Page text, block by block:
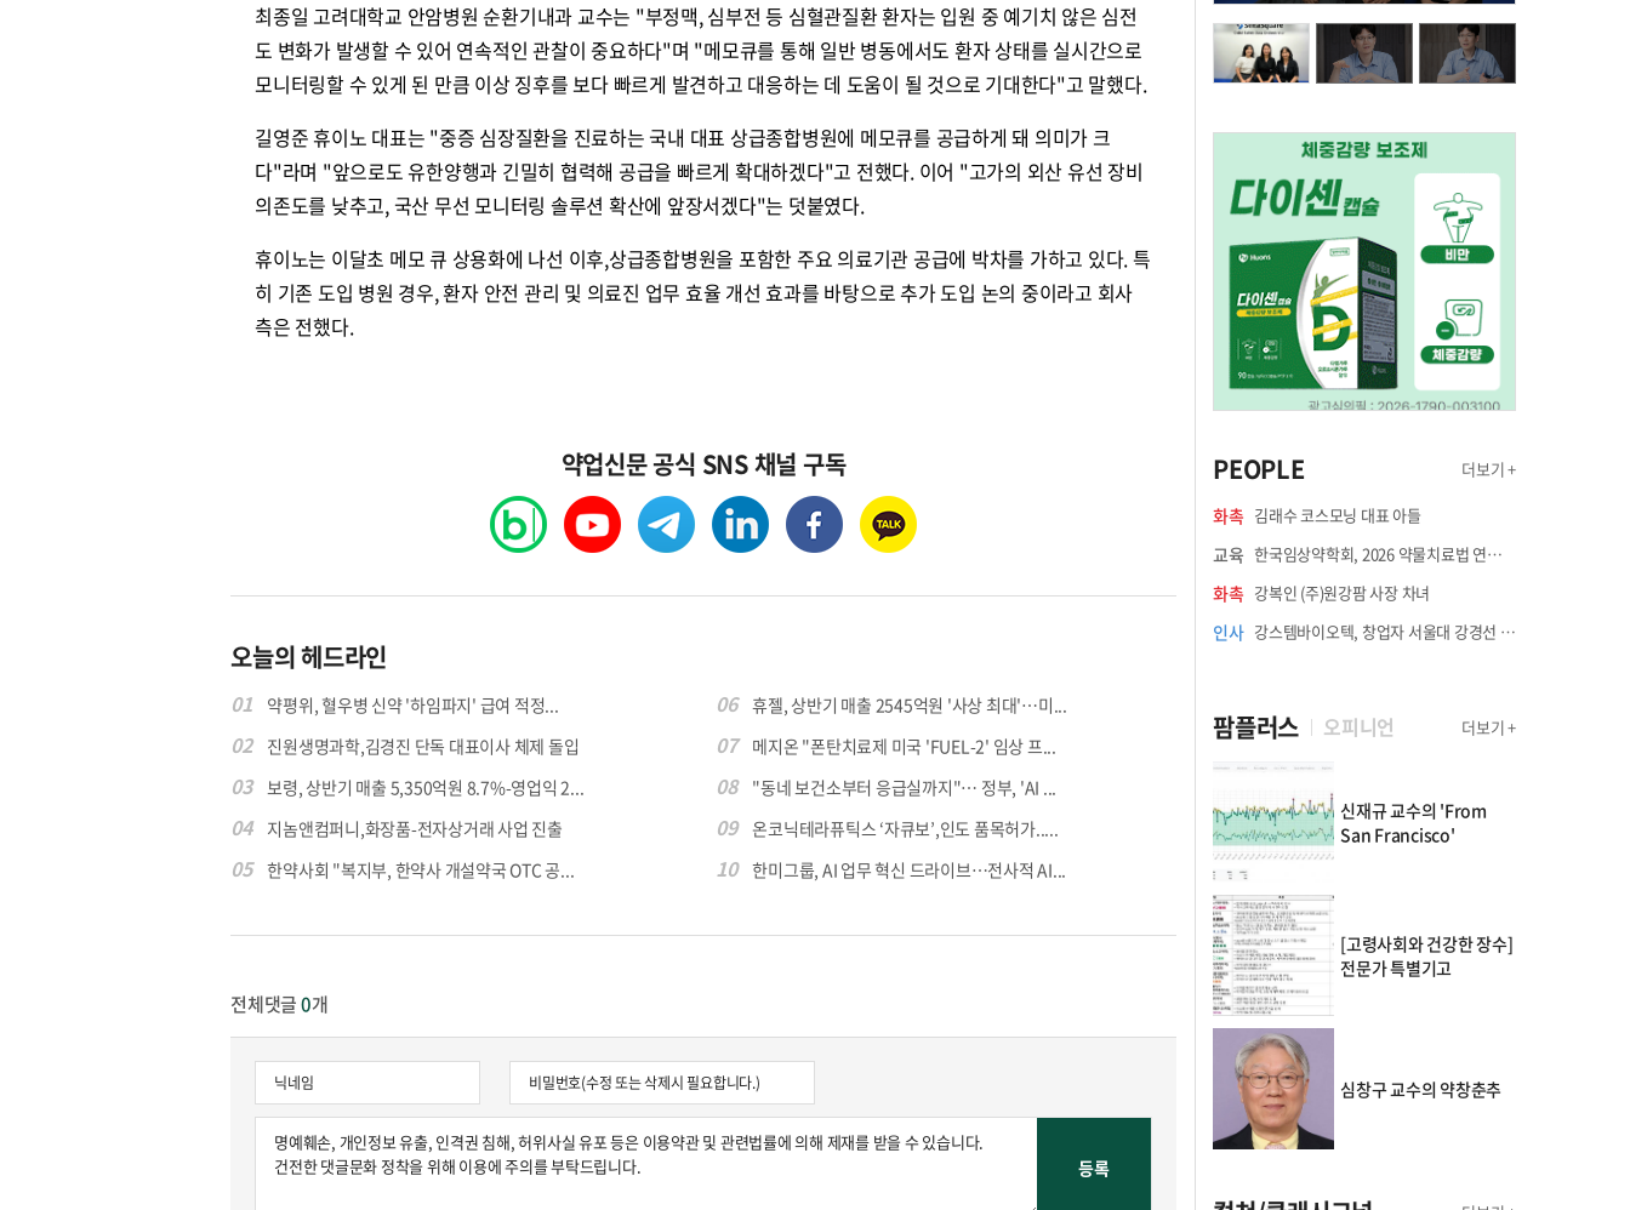
최종일 고려대학교 안암병원 순환기내과 교수는 "부정맥, 심부전 등 심혈관질환 환자는 입원 중 예기치 않은 심전
도 변화가 발생할 수 있어 연속적인 관찰이 중요하다"며 "메모큐를 통해 일반 병동에서도 환자 상태를 실시간으로
모니터링할 수 있게 된 만큼 이상 징후를 보다 빠르게 발견하고 대응하는 데 도움이 될 것으로 기대한다"고 말했다.
길영준 휴이노 대표는 "중증 심장질환을 진료하는 국내 대표 상급종합병원에 메모큐를 공급하게 돼 의미가 크
다"라며 "앞으로도 유한양행과 긴밀히 협력해 공급을 빠르게 확대하겠다"고 전했다. 이어 "고가의 외산 유선 장비
의존도를 낮추고, 국산 무선 모니터링 솔루션 확산에 앞장서겠다"는 덧붙였다.
휴이노는 이달초 메모 큐 상용화에 나선 이후,상급종합병원을 포함한 주요 의료기관 공급에 박차를 가하고 있다. 특
히 기존 도입 병원 경우, 환자 안전 관리 및 의료진 업무 효율 개선 효과를 바탕으로 추가 도입 논의 중이라고 회사
측은 전했다.
약업신문 공식 SNS 채널 구독
오늘의 헤드라인
01 약평위, 혈우병 신약 '하임파지' 급여 적정...
02 진원생명과학,김경진 단독 대표이사 체제 돌입
03 보령, 상반기 매출 5,350억원 8.7%-영업익 2...
04 지놈앤컴퍼니,화장품-전자상거래 사업 진출
05 한약사회 "복지부, 한약사 개설약국 OTC 공...
06 휴젤, 상반기 매출 2545억원 '사상 최대'…미...
07 메지온 "폰탄치료제 미국 'FUEL-2' 임상 프...
08 "동네 보건소부터 응급실까지"… 정부, 'AI ...
09 온코닉테라퓨틱스 ‘자큐보’,인도 품목허가.....
10 한미그룹, AI 업무 혁신 드라이브…전사적 AI...
전체댓글0개
PEOPLE 더보기 +
화촉 김래수 코스모닝 대표 아들
교육 한국임상약학회, 2026 약물치료법 연수강좌 8월 21일 개최
화촉 강복인 (주)원강팜 사장 차녀
인사 강스템바이오텍, 창업자 서울대 강경선 교수 최고과학책임자 선임
팜플러스 오피니언 더보기 +
신재규 교수의 'From
San Francisco'
[고령사회와 건강한 장수]
전문가 특별기고
심창구 교수의 약창춘추